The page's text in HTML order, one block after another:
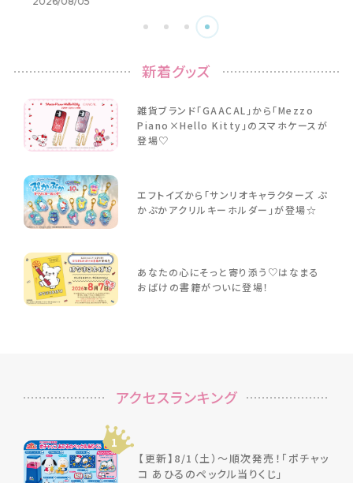
2026/08/07
新着グッズ
雑貨ブランド「GAACAL」から「Mezzo
Piano×Hello Kitty」のスマホケースが
登場♡
エフトイズから「サンリオキャラクターズ ぷ
かぷかアクリルキーホルダー」が登場☆
あなたの心にそっと寄り添う♡はなまる
おばけの書籍がついに登場！
アクセスランキング
1
【更新】8/1（土）～順次発売！「ポチャッ
コ あひるのペックル当りくじ」